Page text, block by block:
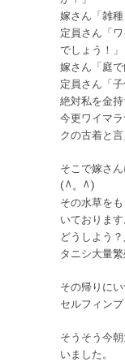
嫁さん「雑種
定員さん「
でしょう！」
嫁さん「庭で
定員さん「
絶対私を金持
今更ワイマ
クの古着と
そこで嫁さ
(^。^)
その水草を
いております
どうしよう
タニシ大量
その帰りに
セルフィン
そうそう今
いました。